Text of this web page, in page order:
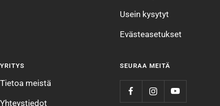
Usein kysytyt
Evästeasetukset
YRITYS
Tietoa meistä
Yhteystiedot
SEURAA MEITÄ